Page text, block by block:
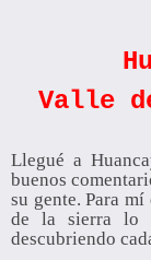
Valle
Llegué a
buenos
su gente. Para
de la sierra lo
descubriendo